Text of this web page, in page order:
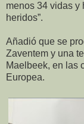
menos 34 vidas y
heridos”.
Añadió que se
Zaventem y una
Maelbeek, en las
Europea.